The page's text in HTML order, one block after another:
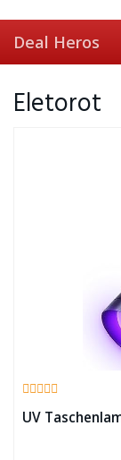
to
main
content
Deal Heros
Eletorot
UV